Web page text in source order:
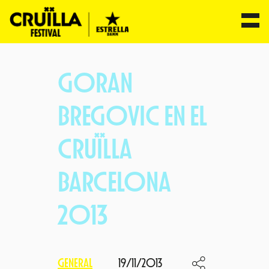
GORAN
BREGOVIC EN EL
CRUÏLLA
BARCELONA
2013
GENERAL 19/11/2013